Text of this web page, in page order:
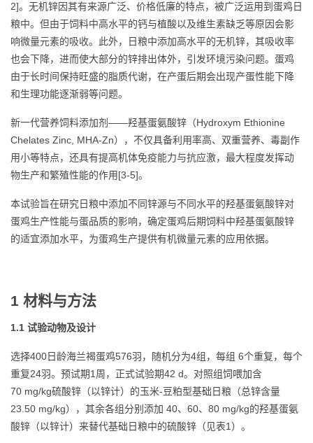
2]。无机锌因其有来源广泛、价格低廉的特点，被广泛运用到蛋鸡日
粮中。但由于饲料中高水平的钙与植酸以及维生素缺乏等原因会影
响微量元素的吸收。此外，日粮中添加高水平的无机锌，其吸收率
也会下降，进而使大部分的锌排出体外，引发环境污染问题。蛋鸡
由于长时间保持旺盛的脂质代谢，在产蛋后期会出现产蛋性能下降
和生理功能逐渐弱等问题。
新一代营养饲料添加剂——羟基蛋氨酸锌（Hydroxym Ethionine
Chelates Zinc, MHA-Zn），不仅具备利用率高、双重营养、毒副作
用小等特点，还具有提高机体免疫能力与抗应激，最大程度发挥动
物生产和繁殖性能的作用[3-5]。
本试验旨在研究日粮中添加不同锌源与不同水平的羟基蛋氨酸锌对
蛋鸡生产性能与蛋品质的影响，确定蛋鸡后期饲料中羟基蛋氨酸锌
的适宜添加水平，为蛋鸡生产提供有机微量元素的应用依据。
1 材料与方法
1.1 试验动物及设计
选择400日龄海兰褐蛋鸡576羽，随机分为4组，每组 6个重复，每个
重复24羽。预试期1周，正式试验期42 d。对照组饲喂加含
70 mg/kg硫酸锌（以锌计）的玉米-豆粕型基础日粮（总锌含量
23.50 mg/kg），其余各组分别添加 40、60、80 mg/kg的羟基蛋氨
酸锌（以锌计）来替代基础日粮中的硫酸锌（见表1）。